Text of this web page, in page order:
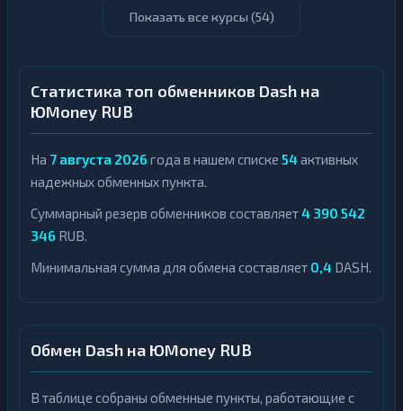
Показать все курсы (54)
Статистика топ обменников Dash на
ЮMoney RUB
На 7 августа 2026 года в нашем списке 54активных
надежных обменных пункта.
Суммарный резерв обменников составляет4 390 542
346 RUB.
Минимальная сумма для обмена составляет 0,4 DASH.
Обмен Dash на ЮMoney RUB
В таблице собраны обменные пункты, работающие с